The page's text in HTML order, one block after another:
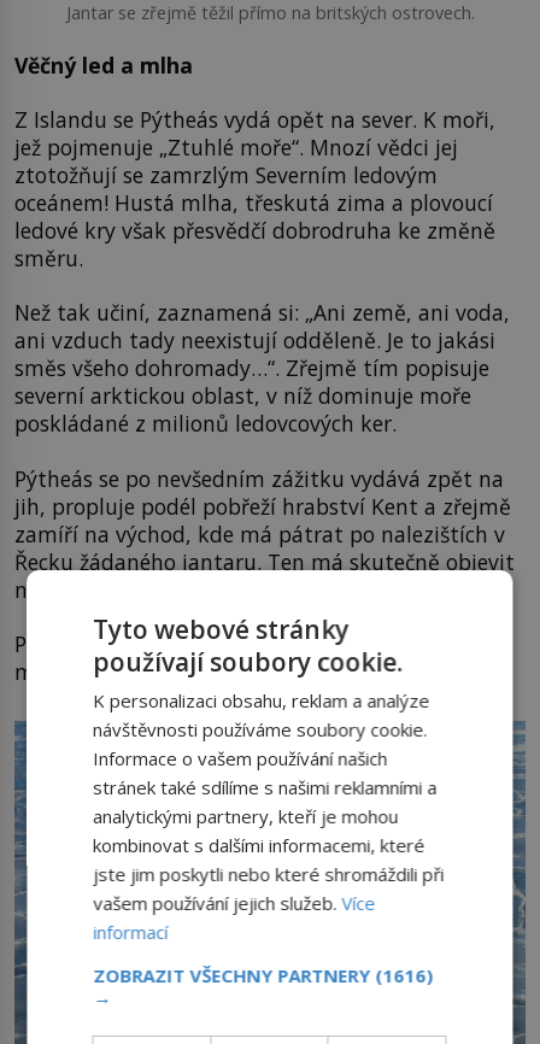
Jantar se zřejmě těžil přímo na britských ostrovech.
Věčný led a mlha
Z Islandu se Pýtheás vydá opět na sever. K moři,
jež pojmenuje „Ztuhlé moře“. Mnozí vědci jej
ztotožňují se zamrzlým Severním ledovým
oceánem! Hustá mlha, třeskutá zima a plovoucí
ledové kry však přesvědčí dobrodruha ke změně
směru.
Než tak učiní, zaznamená si: „Ani země, ani voda,
ani vzduch tady neexistují odděleně. Je to jakási
směs všeho dohromady…“. Zřejmě tím popisuje
severní arktickou oblast, v níž dominuje moře
poskládané z milionů ledovcových ker.
Pýtheás se po nevšedním zážitku vydává zpět na
jih, propluje podél pobřeží hrabství Kent a zřejmě
zamíří na východ, kde má pátrat po nalezištích v
Řecku žádaného jantaru. Ten má skutečně objevit
na ostrově Helgoland u dnešního Dánska.
Podle další verze se ještě vypraví do Baltského
moře a následně zpět do Středomoří.
Tyto webové stránky
používají soubory cookie.
K personalizaci obsahu, reklam a analýze
návštěvnosti používáme soubory cookie.
Informace o vašem používání našich
stránek také sdílíme s našimi reklamními a
analytickými partnery, kteří je mohou
kombinovat s dalšími informacemi, které
jste jim poskytli nebo které shromáždili při
vašem používání jejich služeb.Více
informací
ZOBRAZIT VŠECHNY PARTNERY (1616)
→